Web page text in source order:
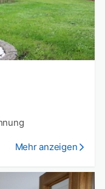
Mehr anzeigen